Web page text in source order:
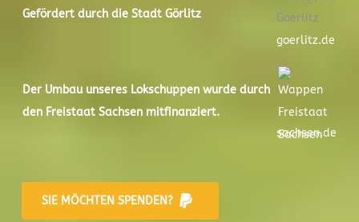
Gefördert durch die Stadt Görlitz
goerlitz.de
Der Umbau unseres Lokschuppen wurde durch
den Freistaat Sachsen mitfinanziert.
sachsen.de
SIE MÖCHTEN SPENDEN?